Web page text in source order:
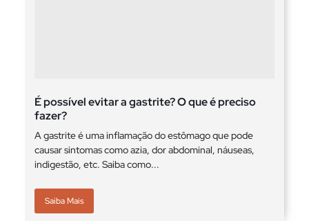
É possível evitar a gastrite? O que é preciso
fazer?
A gastrite é uma inflamação do estômago que pode
causar sintomas como azia, dor abdominal, náuseas,
indigestão, etc. Saiba como...
Saiba Mais